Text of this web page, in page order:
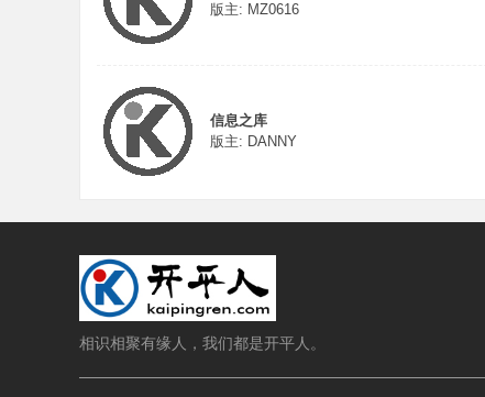
版主: MZ0616
信息之库
版主: DANNY
相识相聚有缘人，我们都是开平人。